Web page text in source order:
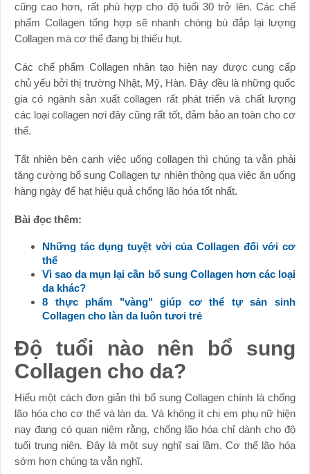
cũng cao hơn, rất phù hợp cho độ tuổi 30 trở lên. Các chế
phẩm Collagen tổng hợp sẽ nhanh chóng bù đắp lại lượng
Collagen mà cơ thể đang bị thiếu hụt.
Các chế phẩm Collagen nhân tạo hiện nay được cung cấp
chủ yếu bởi thị trường Nhật, Mỹ, Hàn. Đây đều là những quốc
gia có ngành sản xuất collagen rất phát triển và chất lượng
các loại collagen nơi đây cũng rất tốt, đảm bảo an toàn cho cơ
thể.
Tất nhiên bên cạnh việc uống collagen thì chúng ta vẫn phải
tăng cường bổ sung Collagen tự nhiên thông qua việc ăn uống
hàng ngày để hạt hiệu quả chống lão hóa tốt nhất.
Bài đọc thêm:
Những tác dụng tuyệt vời của Collagen đối với cơ
thể
Vì sao da mụn lại cần bổ sung Collagen hơn các loại
da khác?
8 thực phẩm "vàng" giúp cơ thể tự sản sinh
Collagen cho làn da luôn tươi trẻ
Độ tuổi nào nên bổ sung
Collagen cho da?
Hiểu một cách đơn giản thì bổ sung Collagen chính là chống
lão hóa cho cơ thể và làn da. Và không ít chị em phụ nữ hiện
nay đang có quan niệm rằng, chống lão hóa chỉ dành cho độ
tuổi trung niên. Đây là một suy nghĩ sai lầm. Cơ thể lão hóa
sớm hơn chúng ta vẫn nghĩ.